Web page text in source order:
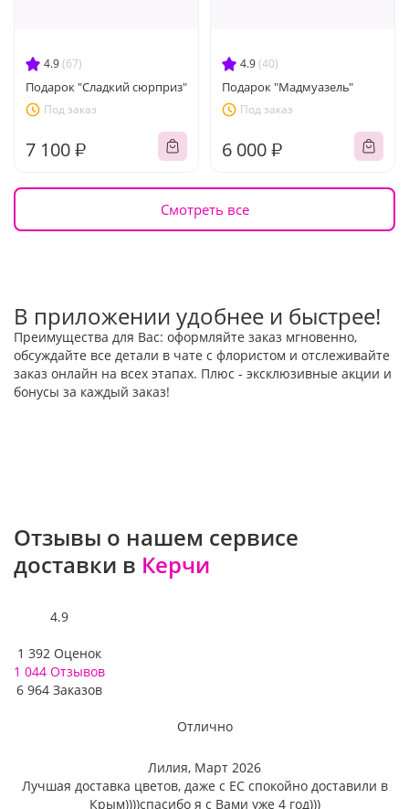
4.9(67)
Подарок "Сладкий сюрприз"
Под заказ
7 100 ₽
4.9(40)
Подарок "Мадмуазель"
Под заказ
6 000 ₽
Смотреть все
В приложении удобнее и быстрее!
Преимущества для Вас: оформляйте заказ мгновенно,
обсуждайте все детали в чате с флористом и отслеживайте
заказ онлайн на всех этапах. Плюс - эксклюзивные акции и
бонусы за каждый заказ!
Отзывы о нашем сервисе
доставки в Керчи
4.9
1 392 Оценок
1 044 Отзывов
6 964 Заказов
Отлично
Лилия, Март 2026
Лучшая доставка цветов, даже с ЕС спокойно доставили в
Крым))))спасибо я с Вами уже 4 год)))